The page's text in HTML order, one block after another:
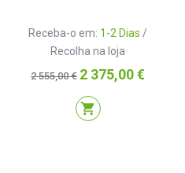
Receba-o em: 1-2 Dias /
Recolha na loja
Preço
normal
2 555,00 € Preço
2 375,00 €
shopping_cart